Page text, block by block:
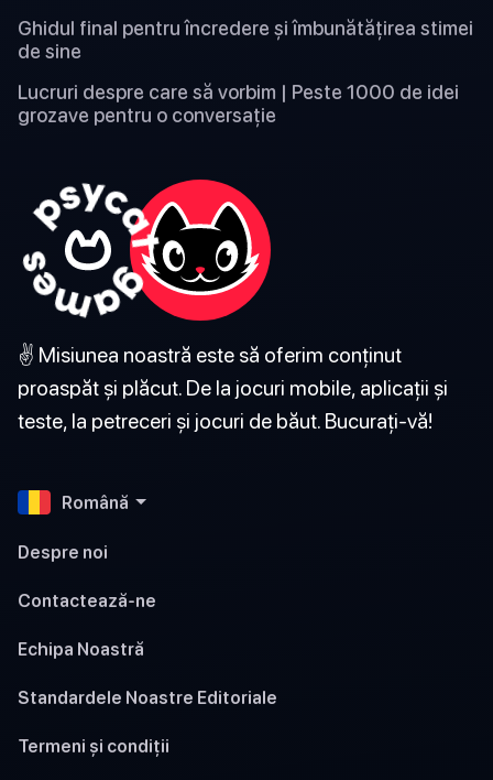
Ghidul final pentru încredere și îmbunătățirea stimei
de sine
Lucruri despre care să vorbim | Peste 1000 de idei
grozave pentru o conversație
✌️ Misiunea noastră este să oferim conținut
proaspăt și plăcut. De la jocuri mobile, aplicații și
teste, la petreceri și jocuri de băut. Bucurați-vă!
Română
Despre noi
Contactează-ne
Echipa Noastră
Standardele Noastre Editoriale
Termeni și condiții